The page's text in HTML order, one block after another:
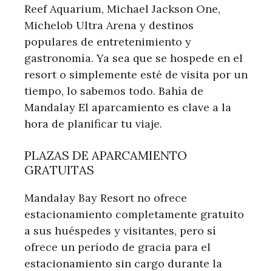
Reef Aquarium, Michael Jackson One,
Michelob Ultra Arena y destinos
populares de entretenimiento y
gastronomía. Ya sea que se hospede en el
resort o simplemente esté de visita por un
tiempo, lo sabemos todo. Bahía de
Mandalay El aparcamiento es clave a la
hora de planificar tu viaje.
PLAZAS DE APARCAMIENTO
GRATUITAS
Mandalay Bay Resort no ofrece
estacionamiento completamente gratuito
a sus huéspedes y visitantes, pero sí
ofrece un período de gracia para el
estacionamiento sin cargo durante la